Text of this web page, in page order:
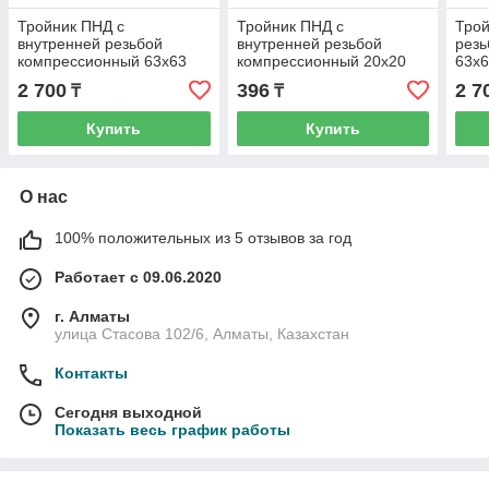
Тройник ПНД с
внутренней резьбой
компрессионный 63x63
2 700 ₸
Купить
Тройник ПНД с
внутренней резьбой
компрессионный 20x20
396₸
Купить
2
О нас
100% положительных из 5 отзывов за год
Работает с 09.06.2020
г. Алматы
улица Стасова 102/6, Алматы, Казахстан
Контакты
Сегодня выходной
Показать весь график работы